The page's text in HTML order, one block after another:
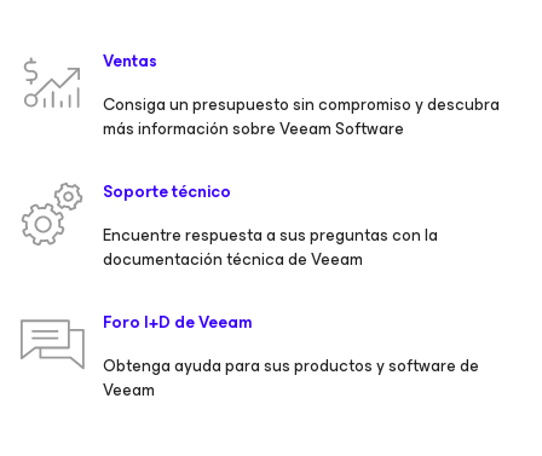
Ventas
Consiga un presupuesto sin compromiso y descubra
más información sobre Veeam Software
Soporte técnico
Encuentre respuesta a sus preguntas con la
documentación técnica de Veeam
Foro I+D de Veeam
Obtenga ayuda para sus productos y software de
Veeam